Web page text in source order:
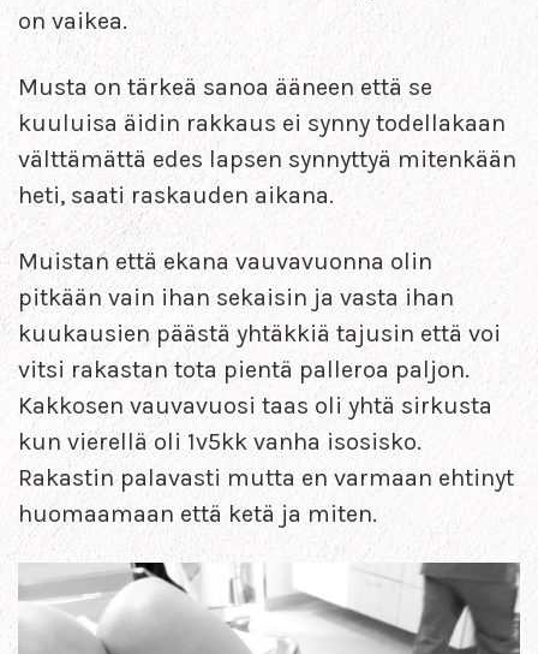
on vaikea.
Musta on tärkeä sanoa ääneen että se
kuuluisa äidin rakkaus ei synny todellakaan
välttämättä edes lapsen synnyttyä mitenkään
heti, saati raskauden aikana.
Muistan että ekana vauvavuonna olin
pitkään vain ihan sekaisin ja vasta ihan
kuukausien päästä yhtäkkiä tajusin että voi
vitsi rakastan tota pientä palleroa paljon.
Kakkosen vauvavuosi taas oli yhtä sirkusta
kun vierellä oli 1v5kk vanha isosisko.
Rakastin palavasti mutta en varmaan ehtinyt
huomaamaan että ketä ja miten.